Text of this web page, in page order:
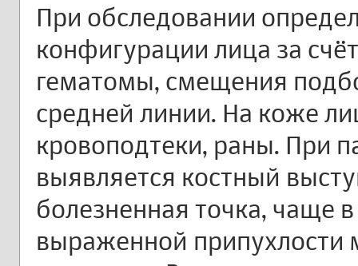
При обследовании
конфигурации лица за
гематомы, смещения
средней линии. На коже
кровоподтеки, раны. При
выявляется костный
болезненная точка, чаще
выраженной припухлости